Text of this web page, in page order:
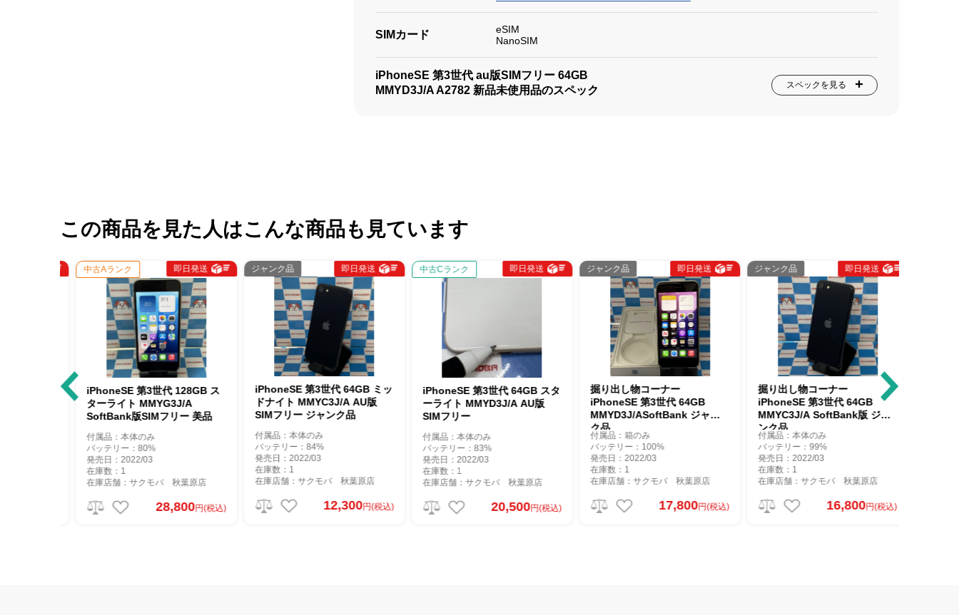
SIMカード
eSIM
NanoSIM
iPhoneSE 第3世代 au版SIMフリー 64GB
MMYD3J/A A2782 新品未使用品のスペック
スペックを見る
この商品を見た人はこんな商品も見ています
中古Aランク 即日発送
iPhoneSE 第3世代 128GB ス
ターライト MMYG3J/A
SoftBank版SIMフリー 美品
付属品：本体のみ
バッテリー：80%
発売日：2022/03
在庫数：1
在庫店舗：サクモバ 秋葉原店
28,800円(税込)
ジャンク品 即日発送
iPhoneSE 第3世代 64GB ミッ
ドナイト MMYC3J/A AU版
SIMフリー ジャンク品
付属品：本体のみ
バッテリー：84%
発売日：2022/03
在庫数：1
在庫店舗：サクモバ 秋葉原店
12,300円(税込)
中古Cランク 即日発送
iPhoneSE 第3世代 64GB スタ
ーライト MMYD3J/A AU版
SIMフリー
付属品：本体のみ
バッテリー：83%
発売日：2022/03
在庫数：1
在庫店舗：サクモバ 秋葉原店
20,500円(税込)
ジャンク品 即日発送
掘り出し物コーナー
iPhoneSE 第3世代 64GB
MMYD3J/ASoftBank ジャン
ク品
付属品：箱のみ
バッテリー：100%
発売日：2022/03
在庫数：1
在庫店舗：サクモバ 秋葉原店
17,800円(税込)
ジャンク品 即日発送
掘り出し物コーナー
iPhoneSE 第3世代 64GB
MMYC3J/A SoftBank版 ジャ
ンク品
付属品：本体のみ
バッテリー：99%
発売日：2022/03
在庫数：1
在庫店舗：サクモバ 秋葉原店
16,800円(税込)